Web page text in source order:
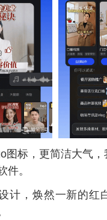
图标，更简洁大气
件。
计，焕然一新的红